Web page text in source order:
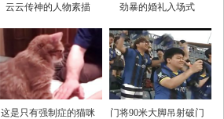
云云传神的人物素描 劲暴的婚礼入场式
这是只有强制症的猫咪 门将90米大脚吊射破门